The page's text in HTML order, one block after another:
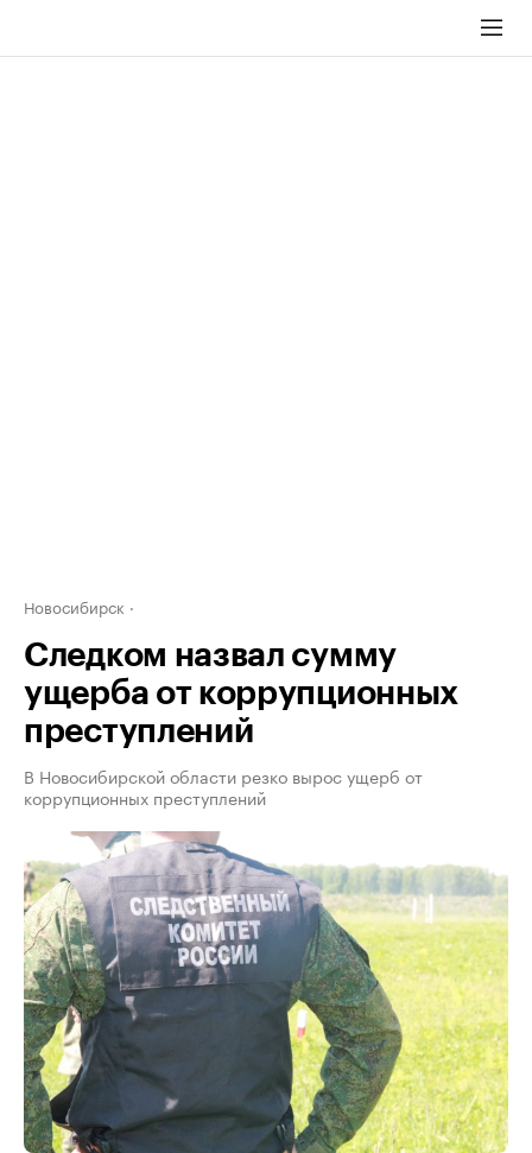
Новосибирск
Следком назвал сумму
ущерба от коррупционных
преступлений
В Новосибирской области резко вырос ущерб от
коррупционных преступлений